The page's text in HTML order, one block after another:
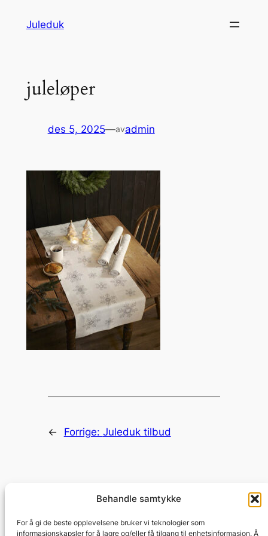
Behandle samtykke
For å gi de beste opplevelsene bruker vi teknologier som
informasjonskapsler for å lagre og/eller få tilgang til enhetsinformasjon. Å
Juleduk
juleløper
des 5, 2025—avadmin
← Forrige: Juleduk tilbud